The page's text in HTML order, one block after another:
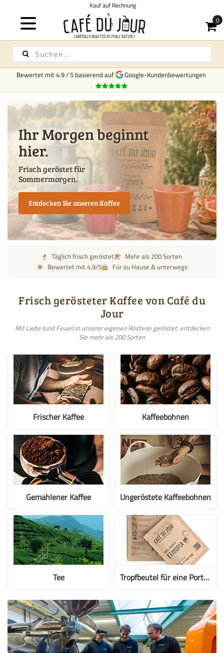
Kauf auf Rechnung
Bewertet mit4.9/5 basierend auf Google-Kundenbewertungen
Ihr Morgen beginnt
hier.
Frisch geröstet für
Sommermorgen.
Entdecken Sie unseren Kaffee
Täglich frisch geröstet
Mehr als 200 Sorten
Bewertet mit 4,9/5
Für zu Hause & unterwegs
Frisch gerösteter Kaffee von Café du
Jour
Mit Liebe (und Feuer) in unserer eigenen Rösterei geröstet, entdecken
Sie mehr als 200 Sorten
Frischer Kaffee Kaffeebohnen
Gemahlener Kaffee Ungeröstete Kaffeebohnen
Tee Tropfbeutel für eine Portion